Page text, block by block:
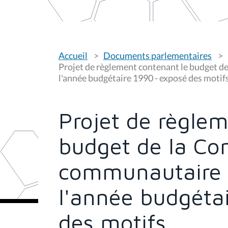
o
u
s
ê
:
Accueil
Documents parlementaires
Projet de règlement contenant le budget
l'année budgétaire 1990 - exposé des
Projet de
budget de la
l'année
des motifs